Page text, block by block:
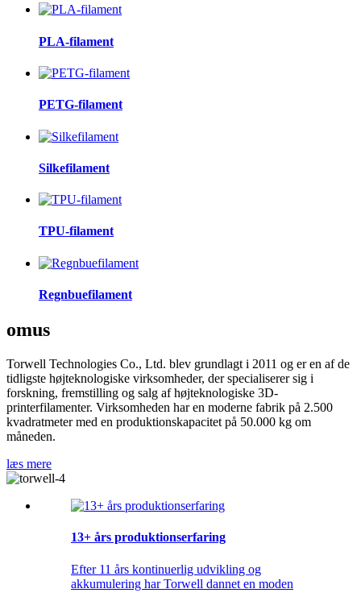
PLA-filament
PETG-filament
Silkefilament
TPU-filament
Regnbuefilament
omus
Torwell Technologies Co., Ltd. blev grundlagt i 2011 og er en af ​​de
tidligste højteknologiske virksomheder, der specialiserer sig i
forskning, fremstilling og salg af højteknologiske 3D-
printerfilamenter. Virksomheden har en moderne fabrik på 2.500
kvadratmeter med en produktionskapacitet på 50.000 kg om
måneden.
læs mere
13+ års produktionserfaring
Efter 11 års kontinuerlig udvikling og
akkumulering har Torwell dannet en moden